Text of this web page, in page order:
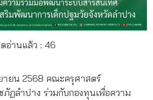
อ่านแล้ว : 46
ายน 2568 คณะครุศาสตร์
ฏลำปาง ร่วมกับกองทุนเพื่อความ